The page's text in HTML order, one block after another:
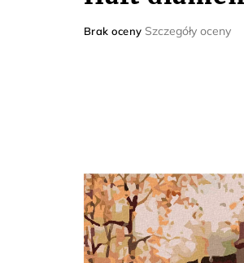
Średnia
Brak oceny Szczegóły oceny